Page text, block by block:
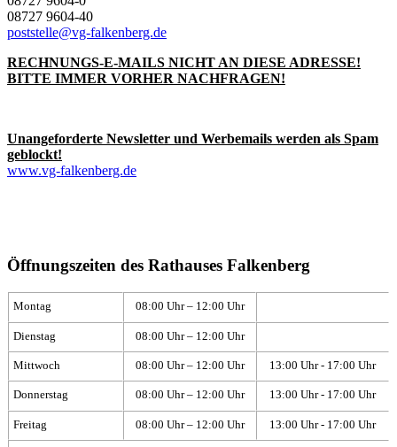
08727 9604-40
poststelle@vg-falkenberg.de
RECHNUNGS-E-MAILS NICHT AN DIESE ADRESSE!
BITTE IMMER VORHER NACHFRAGEN!
Unangeforderte Newsletter und Werbemails werden als Spam
geblockt!
www.vg-falkenberg.de
Öffnungszeiten des Rathauses Falkenberg
Montag 08:00 Uhr – 12:00 Uhr
Dienstag 08:00 Uhr – 12:00 Uhr
Mittwoch 08:00 Uhr – 12:00 Uhr 13:00 Uhr - 17:00 Uhr
Donnerstag 08:00 Uhr – 12:00 Uhr 13:00 Uhr - 17:00 Uhr
Freitag 08:00 Uhr – 12:00 Uhr 13:00 Uhr - 17:00 Uhr